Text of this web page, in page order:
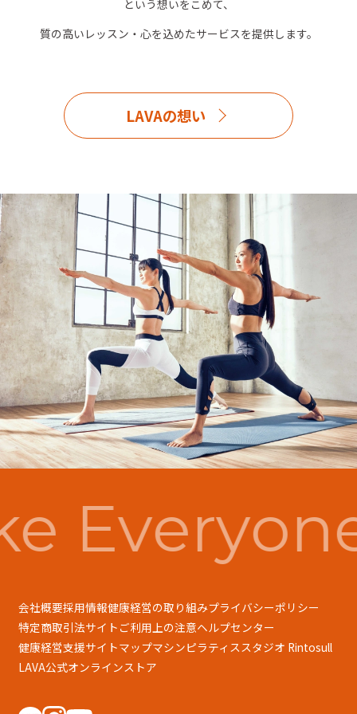
という想いをこめて、
質の高いレッスン・心を込めたサービスを提供します。
LAVAの想い
会社概要採用情報健康経営の取り組みプライバシーポリシー
特定商取引法サイトご利用上の注意ヘルプセンター
健康経営支援サイトマップマシンピラティススタジオ Rintosull
LAVA公式オンラインストア